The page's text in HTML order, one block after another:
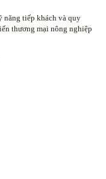
năng tiếp khách và quy
thương mại nông nghiệp